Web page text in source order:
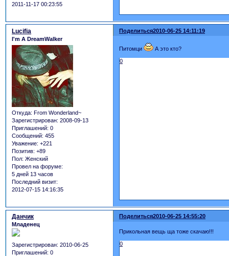
2011-11-17 00:23:55
Поделиться2010-06-25 14:11:19
Lucifia
I'm A DreamWalker
Откуда: From Wonderland~
Зарегистрирован: 2008-09-13
Приглашений: 0
Сообщений: 455
Уважение: +221
Позитив: +89
Пол: Женский
Провел на форуме:
5 дней 13 часов
Последний визит:
2012-07-15 14:16:35
Питомци
А это кто?
0
Поделиться2010-06-25 14:55:20
Данчик
Младенец
Зарегистрирован: 2010-06-25
Приглашений: 0
Прикольная вещь ща тоже скачаю!!!
0